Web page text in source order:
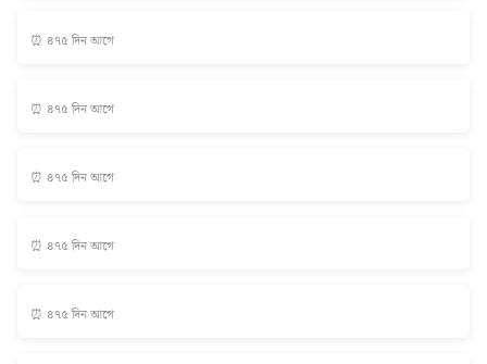
⏰ ৪৭৫ দিন আগে
⏰ ৪৭৫ দিন আগে
⏰ ৪৭৫ দিন আগে
⏰ ৪৭৫ দিন আগে
⏰ ৪৭৫ দিন আগে